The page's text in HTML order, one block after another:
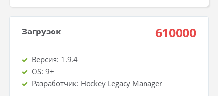
Загрузок 610000
Версия: 1.9.4
OS: 9+
Разработчик: Hockey Legacy Manager